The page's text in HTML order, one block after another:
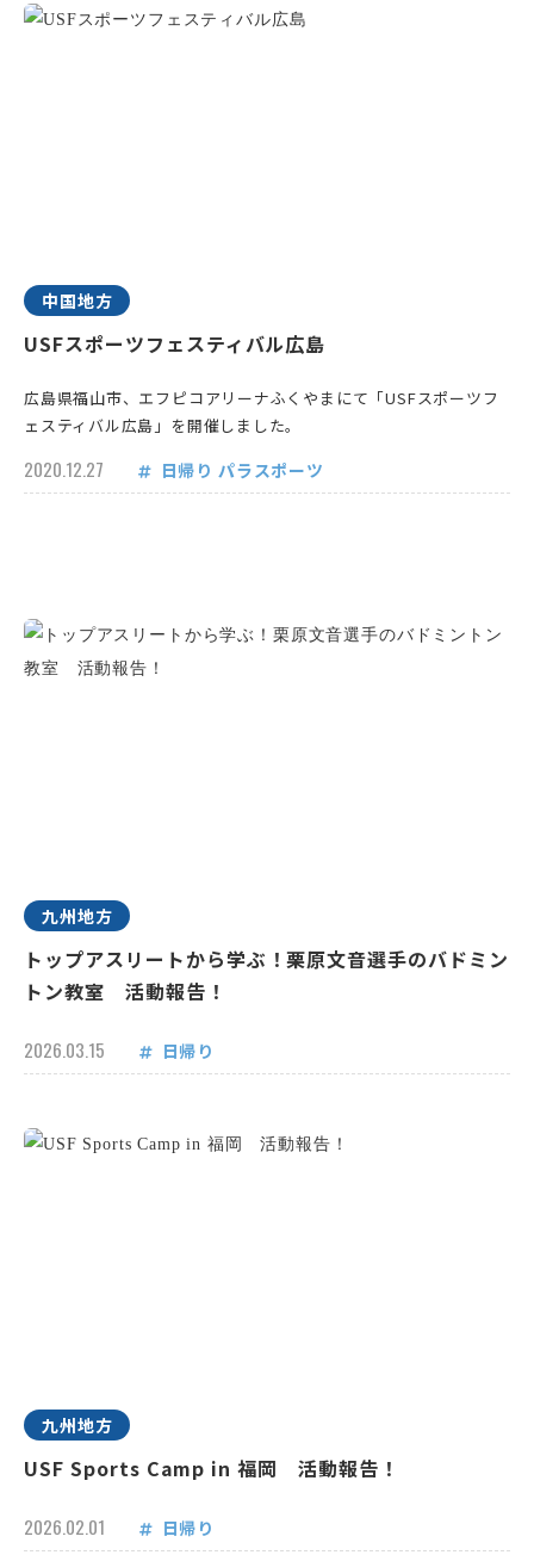
中国地方
USFスポーツフェスティバル広島
広島県福山市、エフピコアリーナふくやまにて「USFスポーツフ
ェスティバル広島」を開催しました。
2020.12.27 日帰り パラスポーツ
九州地方
トップアスリートから学ぶ！栗原文音選手のバドミン
トン教室 活動報告！
2026.03.15 日帰り
九州地方
USF Sports Camp in 福岡 活動報告！
2026.02.01 日帰り